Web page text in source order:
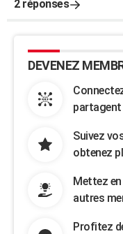
2 réponses
DEVENEZ
Suivez
obtenez
Mettez
autres
Profitez